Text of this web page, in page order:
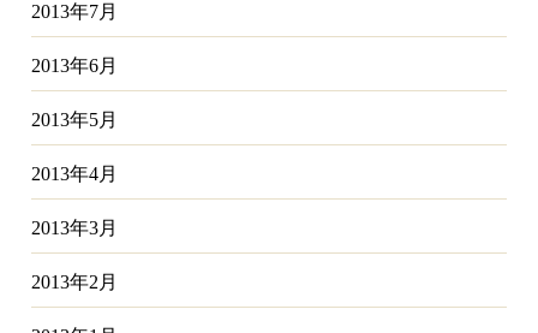
2013年7月
2013年6月
2013年5月
2013年4月
2013年3月
2013年2月